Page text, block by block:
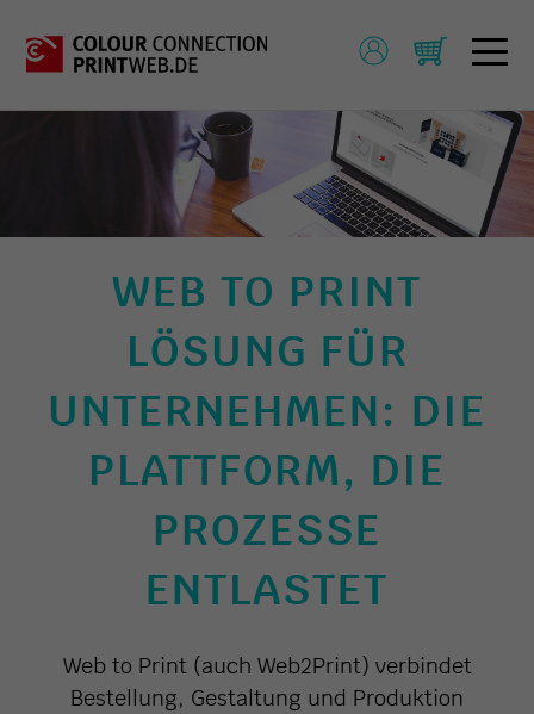
WEB TO PRINT
LÖSUNG FÜR
UNTERNEHMEN: DIE
PLATTFORM, DIE
PROZESSE
ENTLASTET
Web to Print (auch Web2Print) verbindet
Bestellung, Gestaltung und Produktion